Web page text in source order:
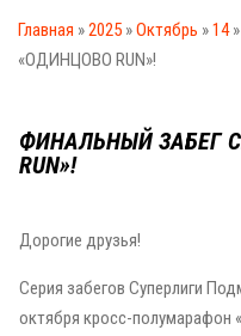
Главная »2025 »Октябрь »14
«ОДИНЦОВО RUN»!
ФИНАЛЬНЫЙ ЗАБЕГ
RUN»!
Дорогие друзья!
Серия забегов Суперлиги
октября кросс-полумарафон